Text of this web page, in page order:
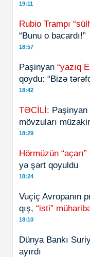
19:11
Rubio Trampı
“Bunu o bacardı!”
18:57
Paşinyan “yazıq
qoydu: “Bizə
18:42
TƏCİLİ: Paşinyan
mövzuları
18:29
Hörmüzün
yə şərt qoyuldu
18:24
Vuçiç Avropanın
qış, “isti”
18:10
Dünya Bankı
ayırdı